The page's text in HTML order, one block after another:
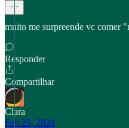
muito me surpreende vc comer
Responder
Compartilhar
Clara
Feb 29, 2024